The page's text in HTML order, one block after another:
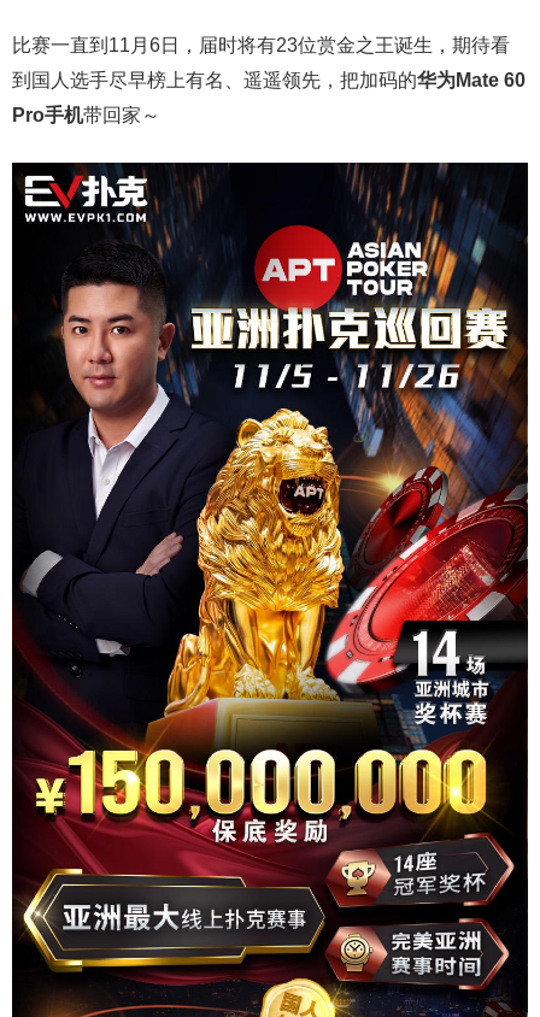
比赛一直到11月6日，届时将有23位赏金之王诞生，期待看
到国人选手尽早榜上有名、遥遥领先，把加码的华为Mate 60
Pro手机带回家～